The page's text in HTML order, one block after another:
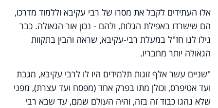
אלו העתידים לקבל את מסרו של רבי עקיבא וללמוד מדרכו,
הם שישרדו באפילת הגלות, ולהם - נכון אור הגאולה. כבר
גילו לנו חז"ל במעלת רבי-עקיבא, שראה והבין בתקוות
הגאולה יותר מחבריו.
"שניים עשר אלף זוגות תלמידים היו לו לרבי עקיבא, מגבת
ועד אטיפרס, וכולן מתו בפרק אחד (מפסח ועד עצרת), מפני
שלא נהגו כבוד זה בזה, והיה העולם שמם, עד שבא רבי